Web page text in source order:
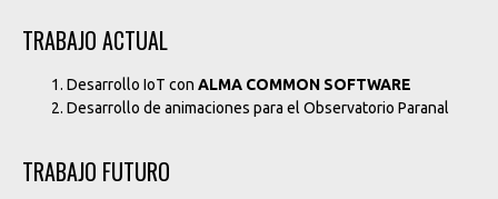
TRABAJO ACTUAL
Desarrollo IoT con ALMA COMMON SOFTWARE
Desarrollo de animaciones para el Observatorio Paranal
TRABAJO FUTURO